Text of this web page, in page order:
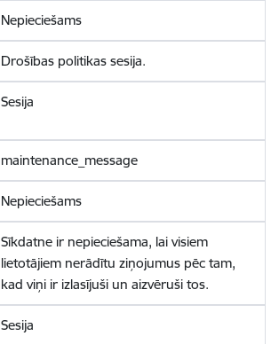
Nepieciešams
Drošības politikas sesija.
Sesija
maintenance_message
Nepieciešams
Sīkdatne ir nepieciešama, lai visiem
lietotājiem nerādītu ziņojumus pēc tam,
kad viņi ir izlasījuši un aizvēruši tos.
Sesija